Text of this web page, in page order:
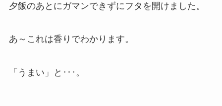
夕飯のあとにガマンできずにフタを開けました。
あ～これは香りでわかります。
「うまい」と･･･。